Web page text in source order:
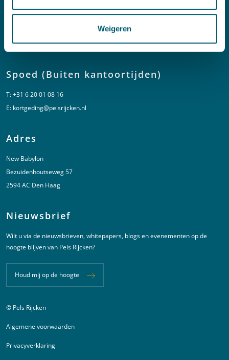
Weigeren
E:info@pelsrijcken.nl
Linkedin
Spoed (Buiten kantoortijden)
T:+31 6 20 01 08 16
E: kortgeding@pelsrijcken.nl
Adres
New Babylon
Bezuidenhoutseweg 57
2594 AC Den Haag
Nieuwsbrief
Wilt u via de nieuwsbrieven, whitepapers, blogs en evenementen op de
hoogte blijven van Pels Rijcken?
Houd mij op de hoogte
Juridische informatie
© Pels Rijcken
Algemene voorwaarden
Privacyverklaring